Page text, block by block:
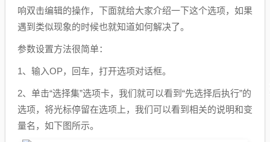
响双击编辑的操作，下面就给大家介绍一下这个选项，如果
遇到类似现象的时候也就知道如何解决了。
参数设置方法很简单：
1、输入OP，回车，打开选项对话框。
2、单击“选择集”选项卡，我们就可以看到“先选择后执行”的
选项，将光标停留在选项上，我们可以看到相关的说明和变
量名，如下图所示。